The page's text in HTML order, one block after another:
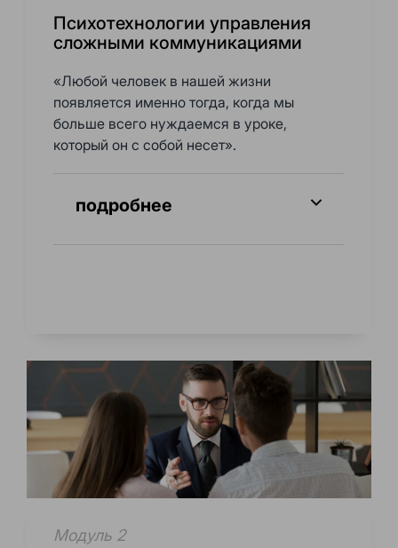
Психотехнологии управления
сложными коммуникациями
«Любой человек в нашей жизни
появляется именно тогда, когда мы
больше всего нуждаемся в уроке,
который он с собой несет».
подробнее
Модуль 2